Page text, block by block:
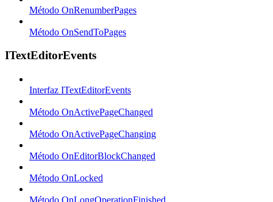
Método OnRenumberPages
Método OnSendToPages
ITextEditorEvents
Interfaz ITextEditorEvents
Método OnActivePageChanged
Método OnActivePageChanging
Método OnEditorBlockChanged
Método OnLocked